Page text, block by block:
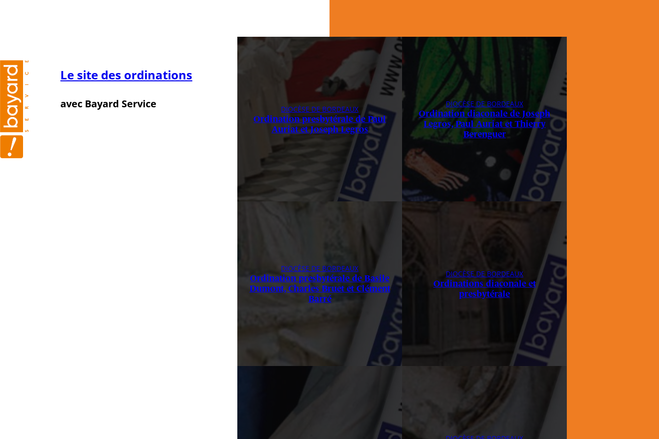
Le site des ordinations
avec Bayard Service DIOCÈSE DE BORDEAUX
Ordination presbytérale de Paul
Auriat et Joseph Legros
DIOCÈSE DE BORDEAUX
Ordination diaconale de Joseph
Legros, Paul Auriat et Thierry
Berenguer
DIOCÈSE DE BORDEAUX
Ordination presbytérale de Basile
Dumont, Charles Bruet et Clément
Barré
DIOCÈSE DE BORDEAUX
Ordinations diaconale et
presbytérale